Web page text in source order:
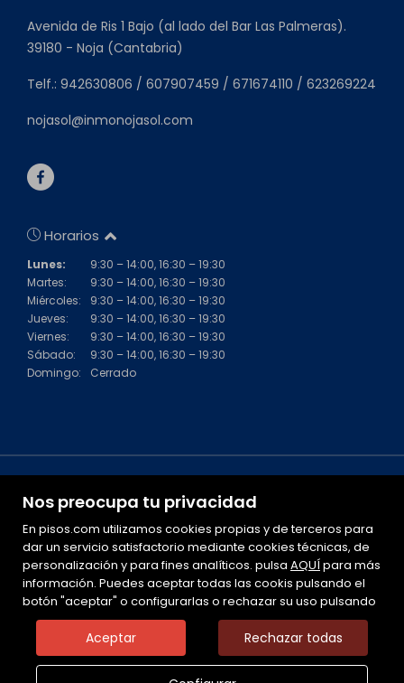
Nos preocupa tu privacidad
En pisos.com utilizamos cookies propias y de terceros para
dar un servicio satisfactorio mediante cookies técnicas, de
personalización y para fines analíticos. pulsa AQUÍpara más
información. Puedes aceptar todas las cookis pulsando el
botón "aceptar" o configurarlas o rechazar su uso pulsando
Aceptar Rechazar todas
Avenida de Ris 1 Bajo (al lado del Bar Las Palmeras).
39180 - Noja (Cantabria)
Telf.: 942630806 / 607907459 / 671674110 / 623269224
nojasol@inmonojasol.com
Horarios
Lunes:
9:30 – 14:00, 16:30 – 19:30
Martes:
9:30 – 14:00, 16:30 – 19:30
Miércoles:
9:30 – 14:00, 16:30 – 19:30
Jueves:
9:30 – 14:00, 16:30 – 19:30
Viernes:
9:30 – 14:00, 16:30 – 19:30
Sábado:
9:30 – 14:00, 16:30 – 19:30
Domingo:
Cerrado
Mapa Web
Aviso legal
Favoritos
Inmuebles destacados
Noticias
Política de cookies